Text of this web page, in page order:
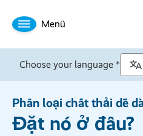
Menü
Choose your language *
Phân loại chất thải dễ
Đặt nó ở đâu?